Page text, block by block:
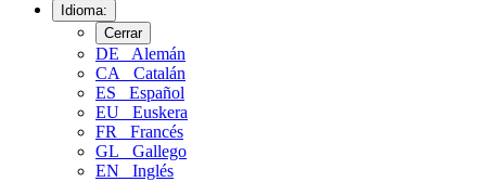
Idioma:
Cerrar
DE
Alemán
CA
Catalán
ES
Español
EU
Euskera
FR
Francés
GL
Gallego
EN
Inglés